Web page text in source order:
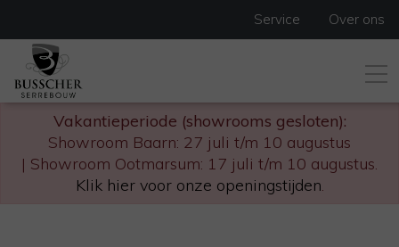
Vakantieperiode (showrooms gesloten):
Showroom Baarn: 27 juli t/m 10 augustus
| Showroom Ootmarsum: 17 juli t/m 10 augustus.
Klik hier voor onze openingstijden.
Service Over ons